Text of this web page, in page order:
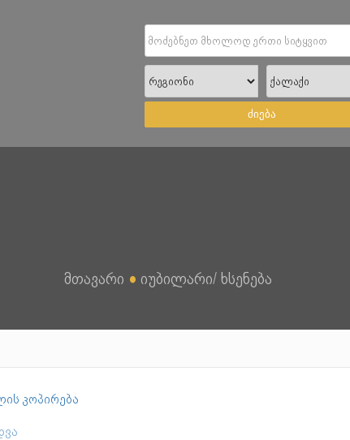
ძიება
მთავარი ● იუბილარი/ ხსენება
კოპირება